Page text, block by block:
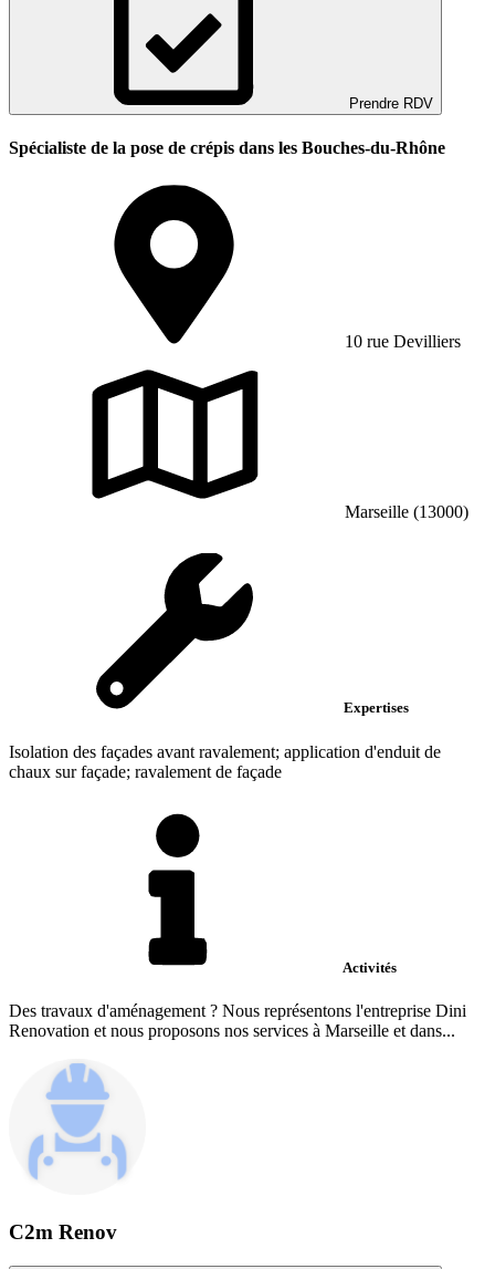
Prendre RDV
Spécialiste de la pose de crépis dans les Bouches-du-Rhône
10 rue Devilliers
Marseille (13000)
Expertises
Isolation des façades avant ravalement; application d'enduit de
chaux sur façade; ravalement de façade
Activités
Des travaux d'aménagement ? Nous représentons l'entreprise Dini
Renovation et nous proposons nos services à Marseille et dans...
C2m Renov